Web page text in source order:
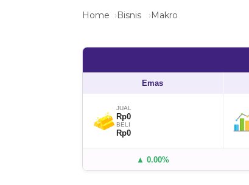
Home Bisnis Makro
Emas
JUAL
Rp0
BELI
Rp0
▲ 0.00%